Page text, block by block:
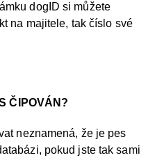
dogID si můžete
na majitele, tak číslo své
ČIPOVÁN?
neznamená, že je pes
pokud jste tak sami